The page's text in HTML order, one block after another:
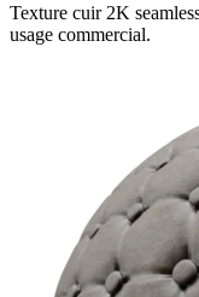
Texture cuir 2K
usage commercial.